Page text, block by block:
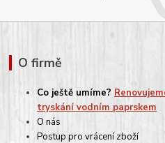
O firmě
Co ještě umíme?
tryskání vodním paprskem
O nás
Postup pro vrácení zboží